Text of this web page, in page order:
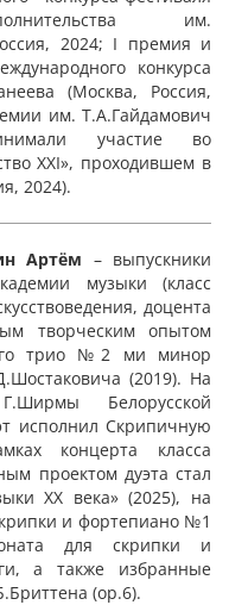
им.
2024; I премия и
конкурса
(Москва, Россия,
им. Т.А.Гайдамович
участие во
ХХI», проходившем в
2024).
Артём – выпускники
музыки (класс
доцента
творческим опытом
трио №2 ми минор
(2019). На
Белорусской
исполнил Скрипичную
концерта класса
проектом дуэта стал
ХХ века» (2025), на
и фортепиано №1
для скрипки и
а также избранные
(ор.6).